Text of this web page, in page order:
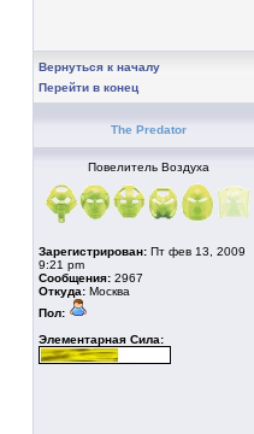
Вернуться к началу
Перейти в конец
The Predator
Повелитель Воздуха
Зарегистрирован: Пт фев 13, 2009
9:21 pm
Сообщения: 2967
Откуда: Москва
Пол:
Элементарная Сила: